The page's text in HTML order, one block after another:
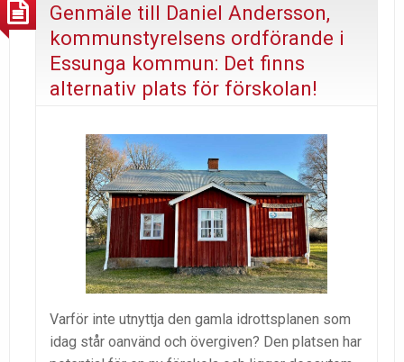
Genmäle till Daniel Andersson,
kommunstyrelsens ordförande i
Essunga kommun: Det finns
alternativ plats för förskolan!
Varför inte utnyttja den gamla idrottsplanen som
idag står oanvänd och övergiven? Den platsen har